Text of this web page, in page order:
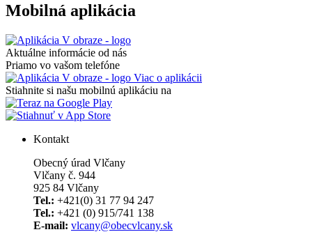
Mobilná aplikácia
Aktuálne informácie od nás
Priamo vo vašom telefóne
Viac o aplikácii
Stiahnite si našu mobilnú aplikáciu na
Kontakt
Obecný úrad Vlčany
Vlčany č. 944
925 84 Vlčany
Tel.: +421(0) 31 77 94 247
Tel.: +421 (0) 915/741 138
E-mail: vlcany@obecvlcany.sk